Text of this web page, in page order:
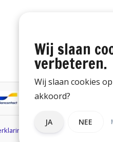
Wij slaan
verbeteren.
Wij slaan cookies
akkoord?
JA NEE